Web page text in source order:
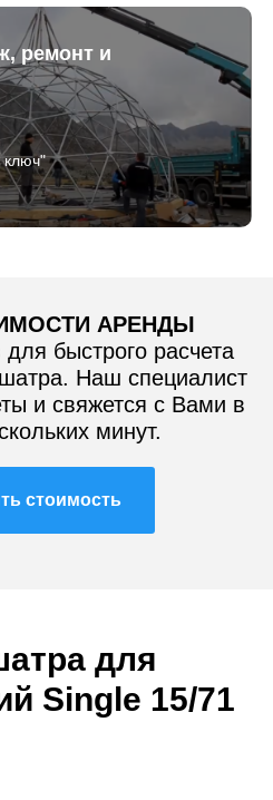
ремонт и
ключ"
АРЕНДЫ
быстрого расчета
Наш специалист
и свяжется с Вами в
минут.
стоимость
для
Single 15/71